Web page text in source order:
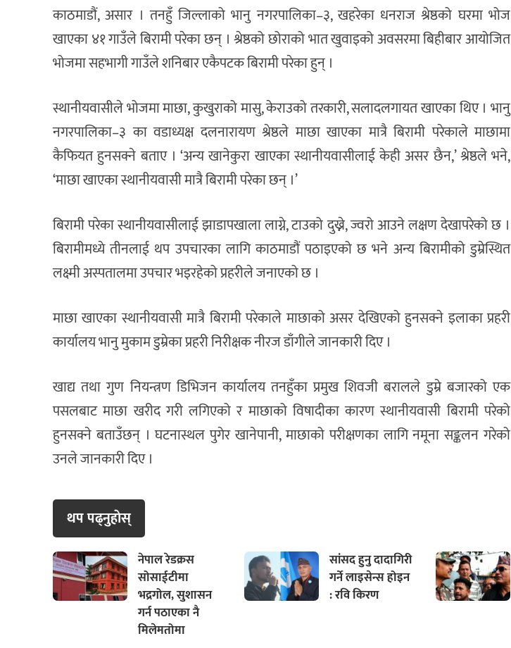
काठमाडौं, असार । तनहुँ जिल्लाको भानु नगरपालिका–३, खहरेका धनराज श्रेष्ठको घरमा भोज
खाएका ४१ गाउँले बिरामी परेका छन् । श्रेष्ठको छोराको भात खुवाइको अवसरमा बिहीबार आयोजित
भोजमा सहभागी गाउँले शनिबार एकैपटक बिरामी परेका हुन् ।
स्थानीयवासीले भोजमा माछा, कुखुराको मासु, केराउको तरकारी, सलादलगायत खाएका थिए । भानु
नगरपालिका–३ का वडाध्यक्ष दलनारायण श्रेष्ठले माछा खाएका मात्रै बिरामी परेकाले माछामा
कैफियत हुनसक्ने बताए । ‘अन्य खानेकुरा खाएका स्थानीयवासीलाई केही असर छैन,’ श्रेष्ठले भने,
‘माछा खाएका स्थानीयवासी मात्रै बिरामी परेका छन् ।’
बिरामी परेका स्थानीयवासीलाई झाडापखाला लाग्ने, टाउको दुख्ने, ज्वरो आउने लक्षण देखापरेको छ ।
बिरामीमध्ये तीनलाई थप उपचारका लागि काठमाडौं पठाइएको छ भने अन्य बिरामीको डुम्रेस्थित
लक्ष्मी अस्पतालमा उपचार भइरहेको प्रहरीले जनाएको छ ।
माछा खाएका स्थानीयवासी मात्रै बिरामी परेकाले माछाको असर देखिएको हुनसक्ने इलाका प्रहरी
कार्यालय भानु मुकाम डुम्रेका प्रहरी निरीक्षक नीरज डाँगीले जानकारी दिए ।
खाद्य तथा गुण नियन्त्रण डिभिजन कार्यालय तनहुँका प्रमुख शिवजी बरालले डुम्रे बजारको एक
पसलबाट माछा खरीद गरी लगिएको र माछाको विषादीका कारण स्थानीयवासी बिरामी परेको
हुनसक्ने बताउँछन् । घटनास्थल पुगेर खानेपानी, माछाको परीक्षणका लागि नमूना सङ्कलन गरेको
उनले जानकारी दिए ।
थप पढ्नुहाेस्
नेपाल रेडक्रस
सोसाईटीमा
भद्रगोल, सुशासन
गर्न पठाएका नै
मिलेमतोमा
सांसद हुनु दादागिरी
गर्ने लाइसेन्स होइन
: रवि किरण